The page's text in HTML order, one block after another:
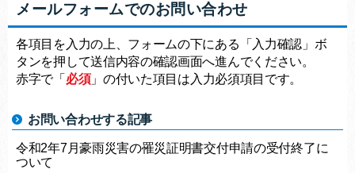
メールフォームでのお問い合わせ
各項目を入力の上、フォームの下にある「入力確認」ボ
タンを押して送信内容の確認画面へ進んでください。
赤字で「 必須」の付いた項目は入力必須項目です。
お問い合わせする記事
令和2年7月豪雨災害の罹災証明書交付申請の受付終了に
ついて